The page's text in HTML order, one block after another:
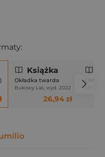
Książka
Okładka twarda
Bukowy Las, wyd. 2022
26,94 zł
SBM,